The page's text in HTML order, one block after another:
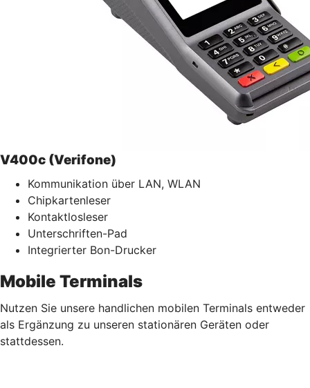
V400c (Verifone)
Kommunikation über LAN, WLAN
Chipkartenleser
Kontaktlosleser
Unterschriften-Pad
Integrierter Bon-Drucker
Mobile Terminals
Nutzen Sie unsere handlichen mobilen Terminals entweder
als Ergänzung zu unseren stationären Geräten oder
stattdessen.